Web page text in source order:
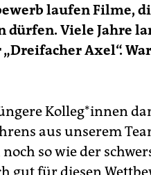
laufen Filme,
Viele Jahre
Axel“.
Kolle­g*in­nen
aus unserem
so wie der
gut für diesen